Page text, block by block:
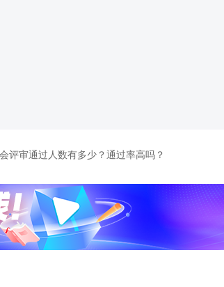
评审通过人数有多少？通过率高吗？